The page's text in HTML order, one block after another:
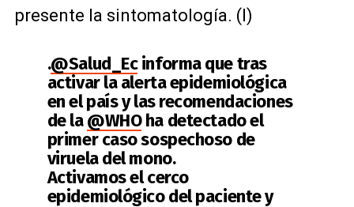
presente la sintomatología. (I)
.@Salud_Ecinforma que tras
activar la alerta epidemiológica
en el país y las recomendaciones
de la@WHOha detectado el
primer caso sospechoso de
viruela del mono.
Activamos el cerco
epidemiológico del paciente y